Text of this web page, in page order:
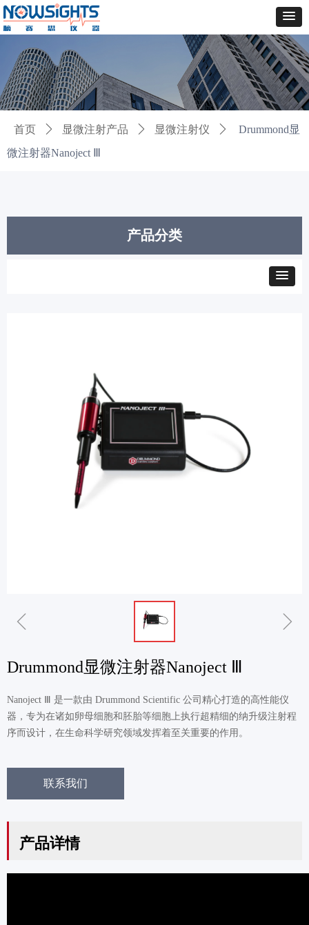
首页 ꄲ 显微注射产品 ꄲ 显微注射仪 ꄲ
Drummond显
微注射器Nanoject Ⅲ
ꁆ ꁇ
Drummond显微注射器Nanoject Ⅲ
Nanoject Ⅲ 是一款由 Drummond Scientific 公司精心打造的高性能仪
器，专为在诸如卵母细胞和胚胎等细胞上执行超精细的纳升级注射程
序而设计，在生命科学研究领域发挥着至关重要的作用。
联系我们
产品详情
产品分类